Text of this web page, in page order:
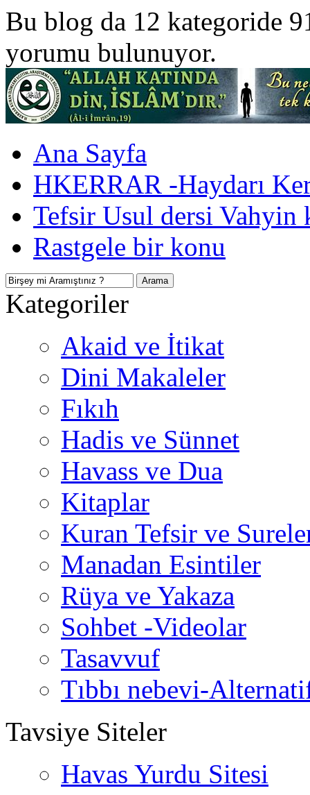
Bu blog da 12 kategoride
yorumu bulunuyor.
Ana Sayfa
HKERRAR -Haydarı
Tefsir Usul dersi Vahyin
Rastgele bir konu
Kategoriler
Akaid ve İtikat
Dini Makaleler
Fıkıh
Hadis ve Sünnet
Havass ve Dua
Kitaplar
Kuran Tefsir ve
Manadan Esintiler
Rüya ve Yakaza
Sohbet -Videolar
Tasavvuf
Tıbbı nebevi-
Tavsiye Siteler
Havas Yurdu Sitesi